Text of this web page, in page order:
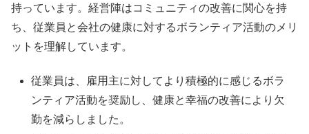
持っています。経営陣はコミュニティの改善に関心を持
ち、従業員と会社の健康に対するボランティア活動のメリ
ットを理解しています。
従業員は、雇用主に対してより積極的に感じるボラ
ンティア活動を奨励し、健康と幸福の改善により欠
勤を減らしました。